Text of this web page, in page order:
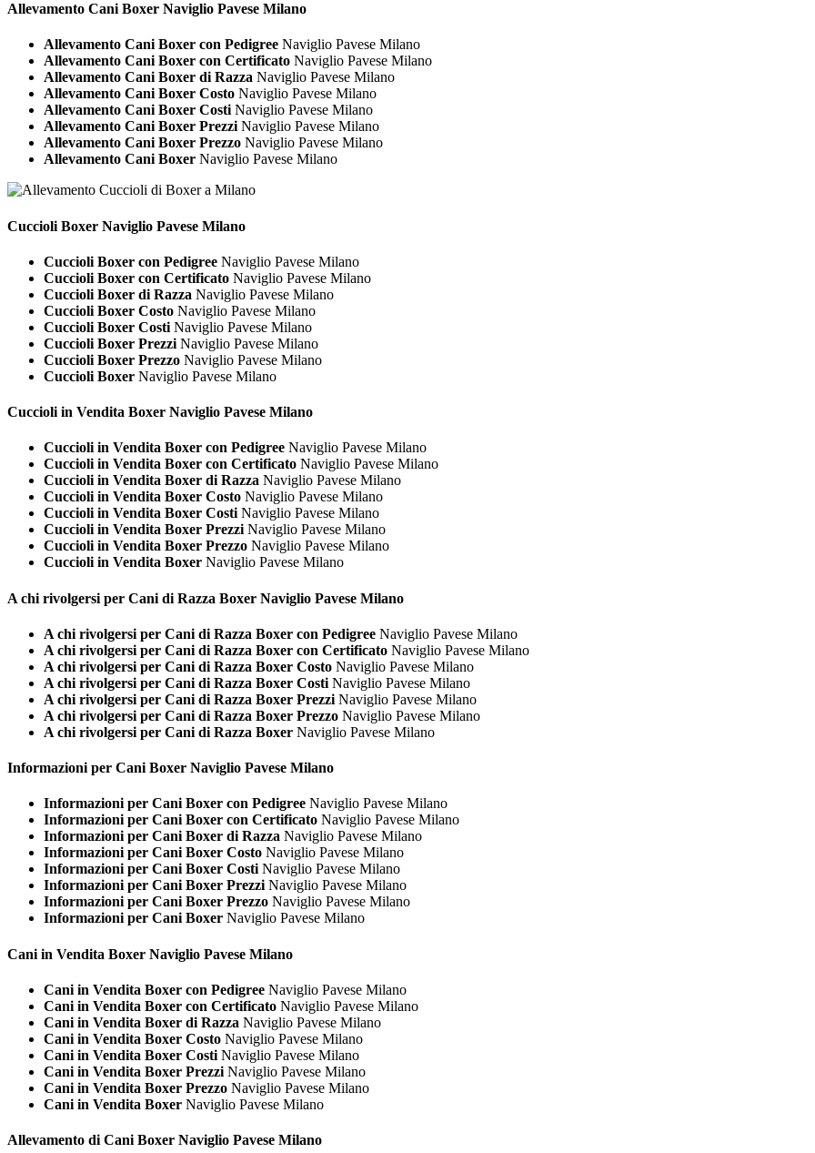
Allevamento Cani Boxer Naviglio Pavese Milano
Allevamento Cani Boxer con Pedigree Naviglio Pavese Milano
Allevamento Cani Boxer con Certificato Naviglio Pavese Milano
Allevamento Cani Boxer di Razza Naviglio Pavese Milano
Allevamento Cani Boxer Costo Naviglio Pavese Milano
Allevamento Cani Boxer Costi Naviglio Pavese Milano
Allevamento Cani Boxer Prezzi Naviglio Pavese Milano
Allevamento Cani Boxer Prezzo Naviglio Pavese Milano
Allevamento Cani Boxer Naviglio Pavese Milano
Cuccioli Boxer Naviglio Pavese Milano
Cuccioli Boxer con Pedigree Naviglio Pavese Milano
Cuccioli Boxer con Certificato Naviglio Pavese Milano
Cuccioli Boxer di Razza Naviglio Pavese Milano
Cuccioli Boxer Costo Naviglio Pavese Milano
Cuccioli Boxer Costi Naviglio Pavese Milano
Cuccioli Boxer Prezzi Naviglio Pavese Milano
Cuccioli Boxer Prezzo Naviglio Pavese Milano
Cuccioli Boxer Naviglio Pavese Milano
Cuccioli in Vendita Boxer Naviglio Pavese Milano
Cuccioli in Vendita Boxer con Pedigree Naviglio Pavese Milano
Cuccioli in Vendita Boxer con Certificato Naviglio Pavese Milano
Cuccioli in Vendita Boxer di Razza Naviglio Pavese Milano
Cuccioli in Vendita Boxer Costo Naviglio Pavese Milano
Cuccioli in Vendita Boxer Costi Naviglio Pavese Milano
Cuccioli in Vendita Boxer Prezzi Naviglio Pavese Milano
Cuccioli in Vendita Boxer Prezzo Naviglio Pavese Milano
Cuccioli in Vendita Boxer Naviglio Pavese Milano
A chi rivolgersi per Cani di Razza Boxer Naviglio Pavese Milano
A chi rivolgersi per Cani di Razza Boxer con Pedigree Naviglio Pavese Milano
A chi rivolgersi per Cani di Razza Boxer con Certificato Naviglio Pavese Milano
A chi rivolgersi per Cani di Razza Boxer Costo Naviglio Pavese Milano
A chi rivolgersi per Cani di Razza Boxer Costi Naviglio Pavese Milano
A chi rivolgersi per Cani di Razza Boxer Prezzi Naviglio Pavese Milano
A chi rivolgersi per Cani di Razza Boxer Prezzo Naviglio Pavese Milano
A chi rivolgersi per Cani di Razza Boxer Naviglio Pavese Milano
Informazioni per Cani Boxer Naviglio Pavese Milano
Informazioni per Cani Boxer con Pedigree Naviglio Pavese Milano
Informazioni per Cani Boxer con Certificato Naviglio Pavese Milano
Informazioni per Cani Boxer di Razza Naviglio Pavese Milano
Informazioni per Cani Boxer Costo Naviglio Pavese Milano
Informazioni per Cani Boxer CostiNaviglio Pavese Milano
Informazioni per Cani Boxer PrezziNaviglio Pavese Milano
Informazioni per Cani Boxer Prezzo Naviglio Pavese Milano
Informazioni per Cani Boxer Naviglio Pavese Milano
Cani in Vendita Boxer Naviglio Pavese Milano
Cani in Vendita Boxer con Pedigree Naviglio Pavese Milano
Cani in Vendita Boxer con Certificato Naviglio Pavese Milano
Cani in Vendita Boxer di Razza Naviglio Pavese Milano
Cani in Vendita Boxer Costo Naviglio Pavese Milano
Cani in Vendita Boxer Costi Naviglio Pavese Milano
Cani in Vendita Boxer Prezzi Naviglio Pavese Milano
Cani in Vendita Boxer Prezzo Naviglio Pavese Milano
Cani in Vendita Boxer Naviglio Pavese Milano
Allevamento di Cani Boxer Naviglio Pavese Milano